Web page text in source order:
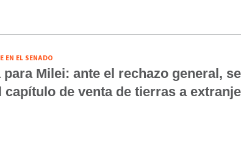
EN EL SENADO
para Milei: ante el rechazo general, se
capítulo de venta de tierras a